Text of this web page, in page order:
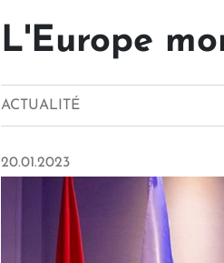
L'Europe
ACTUALITÉ
20.01.2023